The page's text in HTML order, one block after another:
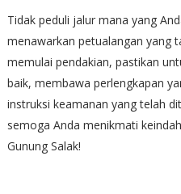
Tidak peduli jalur mana yang
menawarkan petualangan yang
memulai pendakian, pastikan
baik, membawa perlengkapan
instruksi keamanan yang telah
semoga Anda menikmati
Gunung Salak!